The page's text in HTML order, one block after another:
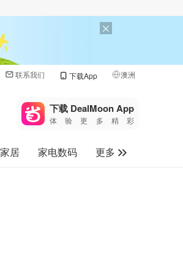
联系我们 下载App 澳洲
🇺🇸
🇨🇳 中国
🇨🇦加拿大
下载 DealMoon App
体验更多精彩
家居 家电数码
更多